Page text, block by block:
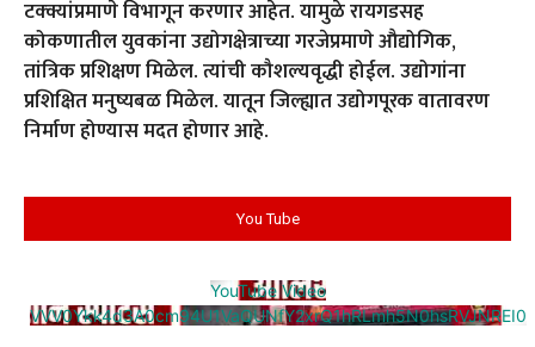
टक्क्यांप्रमाणे विभागून करणार आहेत. यामुळे रायगडसह
कोकणातील युवकांना उद्योगक्षेत्राच्या गरजेप्रमाणे औद्योगिक,
तांत्रिक प्रशिक्षण मिळेल. त्यांची कौशल्यवृद्धी होईल. उद्योगांना
प्रशिक्षित मनुष्यबळ मिळेल. यातून जिल्ह्यात उद्योगपूरक वातावरण
निर्माण होण्यास मदत होणार आहे.
You Tube
YouTube Video
VVV0Ykk4d3A0cm94U1VaQUNfY2xrQ1hRLmh5N0hsRVJNREI0